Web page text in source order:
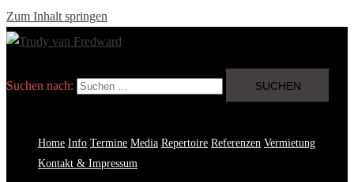
Zum Inhalt springen
Suchen nach:
Home Info Termine Media Repertoire Referenzen Vermietung
Kontakt & Impressum